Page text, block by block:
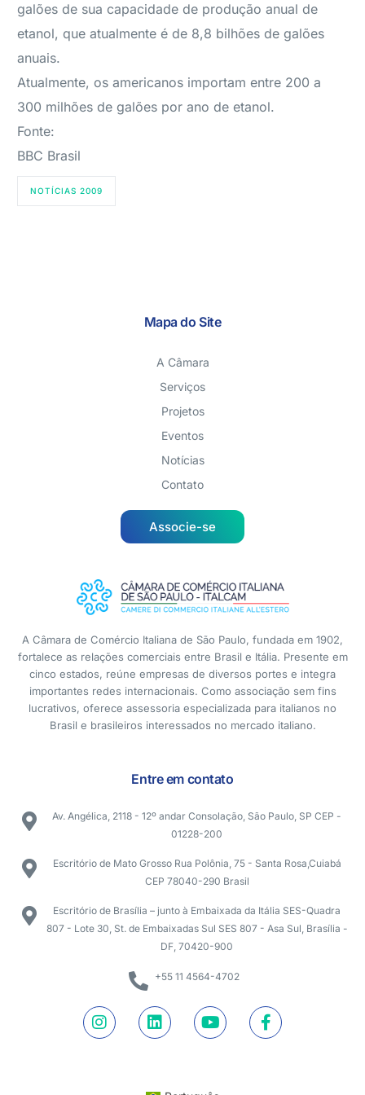
galões de sua capacidade de produção anual de
etanol, que atualmente é de 8,8 bilhões de galões
anuais.
Atualmente, os americanos importam entre 200 a
300 milhões de galões por ano de etanol.
Fonte:
BBC Brasil
NOTÍCIAS 2009
Mapa do Site
A Câmara
Serviços
Projetos
Eventos
Notícias
Contato
Associe-se
A Câmara de Comércio Italiana de São Paulo, fundada em 1902,
fortalece as relações comerciais entre Brasil e Itália. Presente em
cinco estados, reúne empresas de diversos portes e integra
importantes redes internacionais. Como associação sem fins
lucrativos, oferece assessoria especializada para italianos no
Brasil e brasileiros interessados no mercado italiano.
Entre em contato
Av. Angélica, 2118 - 12º andar Consolação, São Paulo, SP CEP -
01228-200
Escritório de Mato Grosso Rua Polônia, 75 - Santa Rosa,Cuiabá
CEP 78040-290 Brasil
Escritório de Brasília – junto à Embaixada da Itália SES-Quadra
807 - Lote 30, St. de Embaixadas Sul SES 807 - Asa Sul, Brasília -
DF, 70420-900
+55 11 4564-4702